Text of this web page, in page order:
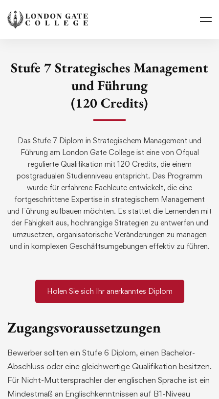
Stufe 7 Strategisches Management
und Führung
(120 Credits)
Das Stufe 7 Diplom in Strategischem Management und
Führung am London Gate College ist eine von Ofqual
regulierte Qualifikation mit 120 Credits, die einem
postgradualen Studienniveau entspricht. Das Programm
wurde für erfahrene Fachleute entwickelt, die eine
fortgeschrittene Expertise in strategischem Management
und Führung aufbauen möchten. Es stattet die Lernenden mit
der Fähigkeit aus, hochrangige Strategien zu entwerfen und
umzusetzen, organisatorische Veränderungen zu managen
und in komplexen Geschäftsumgebungen effektiv zu führen.
Holen Sie sich Ihr anerkanntes Diplom
Zugangsvoraussetzungen
Bewerber sollten ein Stufe 6 Diplom, einen Bachelor-
Abschluss oder eine gleichwertige Qualifikation besitzen.
Für Nicht-Muttersprachler der englischen Sprache ist ein
Mindestmaß an Englischkenntnissen auf B1-Niveau